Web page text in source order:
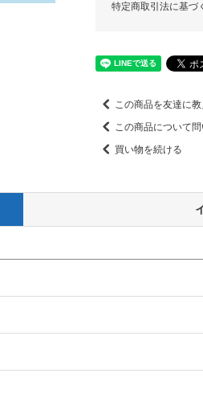
特定商取引法に基づ
この商品を友達に
この商品について
買い物を続ける